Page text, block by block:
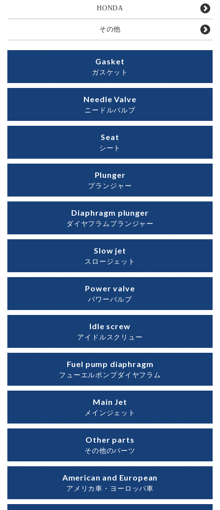
HONDA
その他
Gasket
ガスケット
Needle Valve
ニードルバルブ
Seat
シート
Plunger
プランジャー
Diaphragm plunger
ダイヤフラムプランジャー
Slow jet
スロージェット
Power valve
パワーバルブ
Idle screw
アイドルスクリュー
Fuel pump diaphragm
フューエルポンプダイヤフラム
Main Jet
メインジェット
Other parts
その他のパーツ
American and European
アメリカ車・ヨーロッパ車